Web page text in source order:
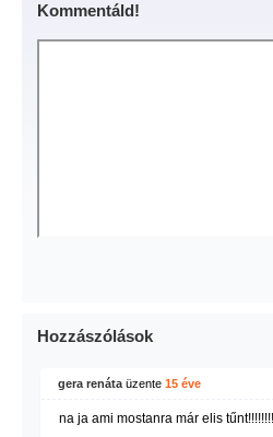
Kommentáld!
Hozzászólások
gera renáta üzente 15 éve
na ja ami mostanra már elis